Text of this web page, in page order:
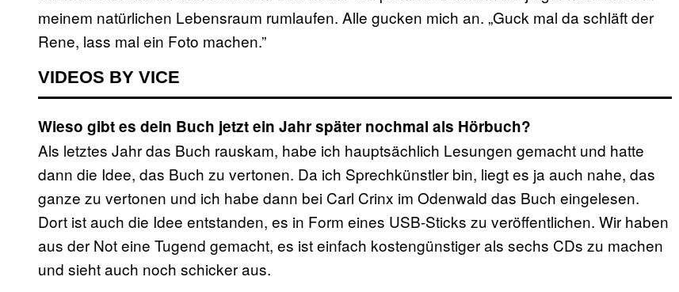
meinem natürlichen Lebensraum rumlaufen. Alle gucken mich an. „Guck mal da schläft der
Rene, lass mal ein Foto machen.”
VIDEOS BY VICE
Wieso gibt es dein Buch jetzt ein Jahr später nochmal als Hörbuch?
Als letztes Jahr das Buch rauskam, habe ich hauptsächlich Lesungen gemacht und hatte
dann die Idee, das Buch zu vertonen. Da ich Sprechkünstler bin, liegt es ja auch nahe, das
ganze zu vertonen und ich habe dann bei Carl Crinx im Odenwald das Buch eingelesen.
Dort ist auch die Idee entstanden, es in Form eines USB-Sticks zu veröffentlichen. Wir haben
aus der Not eine Tugend gemacht, es ist einfach kostengünstiger als sechs CDs zu machen
und sieht auch noch schicker aus.